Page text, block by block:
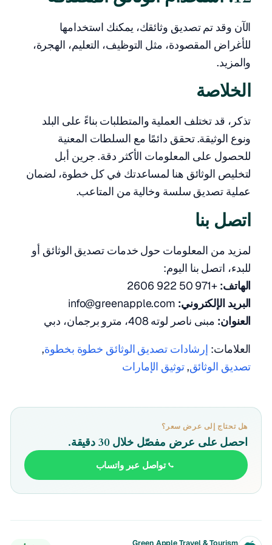
الآن وقد تم تصديق وثائقك، يمكنك استخدامها
للأغراض المقصودة، مثل التوظيف، التعليم، الهجرة،
والمزيد.
الخلاصة
تذكر، قد تختلف العملية والمتطلبات بناءً على البلد
ونوع الوثيقة. تحقق دائمًا مع السلطات المعنية
للحصول على المعلومات الأكثر دقة. جرين أبل
لتخليص الوثائق هنا لمساعدتك في كل خطوة، لضمان
عملية تصديق سلسة وخالية من المتاعب.
اتصل بنا
لمزيد من المعلومات حول خدمات تصديق الوثائق أو
للبدء، اتصل بنا اليوم:
الهاتف: +971 50 922 2606
البريد الإلكتروني:
العنوان: مبنى ناصر لوته 408، مترو برجمان، دبي
العلامات: إرشادات تصديق الوثائق خطوة بخطوة,
تصديق الوثائق,توثيق الإمارات
هل تحتاج إلى عرض سعر؟
احصل على عرض مفصّل خلال 30 دقيقة.
تواصل عبر واتساب
Green Apple Travel & Tourism